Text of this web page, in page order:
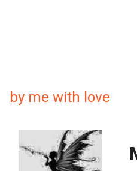
by me with love